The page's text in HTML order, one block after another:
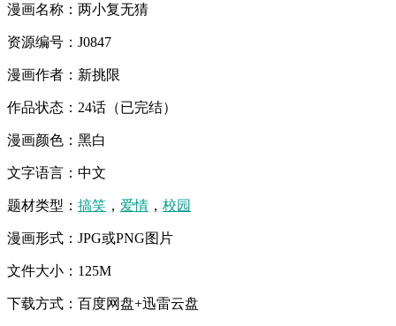
漫画名称：两小复无猜
资源编号：J0847
漫画作者：新挑限
作品状态：24话（已完结）
漫画颜色：黑白
文字语言：中文
题材类型： 搞笑 ， 爱情 ， 校园
漫画形式：JPG或PNG图片
文件大小：125M
下载方式：百度网盘+迅雷云盘